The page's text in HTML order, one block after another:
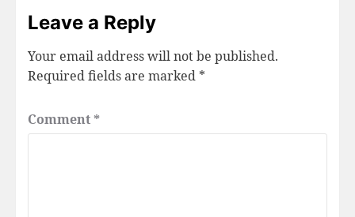
Leave a Reply
Your email address will not be published.
Required fields are marked *
Comment *